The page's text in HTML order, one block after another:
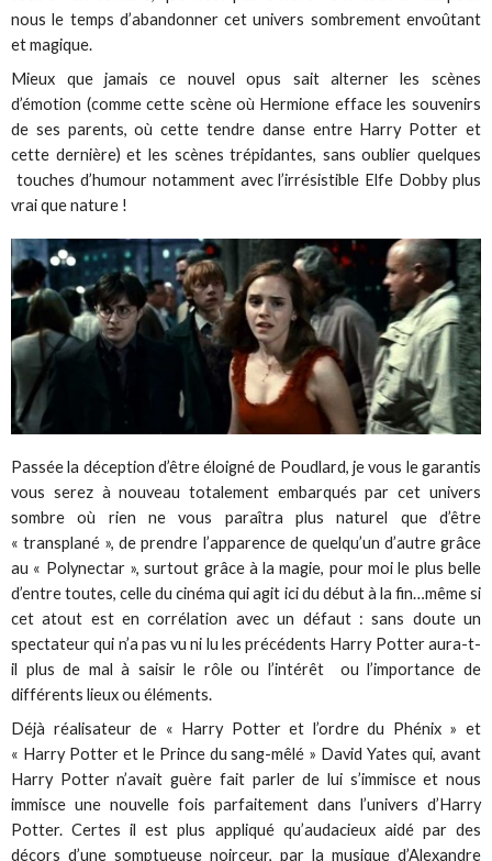
nous le temps d’abandonner cet univers sombrement envoûtant
et magique.
Mieux que jamais ce nouvel opus sait alterner les scènes
d’émotion (comme cette scène où Hermione efface les souvenirs
de ses parents, où cette tendre danse entre Harry Potter et
cette dernière) et les scènes trépidantes, sans oublier quelques
touches d’humour notamment avec l’irrésistible Elfe Dobby plus
vrai que nature !
Passée la déception d’être éloigné de Poudlard, je vous le garantis
vous serez à nouveau totalement embarqués par cet univers
sombre où rien ne vous paraîtra plus naturel que d’être
« transplané », de prendre l’apparence de quelqu’un d’autre grâce
au « Polynectar », surtout grâce à la magie, pour moi le plus belle
d’entre toutes, celle du cinéma qui agit ici du début à la fin…même si
cet atout est en corrélation avec un défaut : sans doute un
spectateur qui n’a pas vu ni lu les précédents Harry Potter aura-t-
il plus de mal à saisir le rôle ou l’intérêt ou l’importance de
différents lieux ou éléments.
Déjà réalisateur de « Harry Potter et l’ordre du Phénix » et
« Harry Potter et le Prince du sang-mêlé » David Yates qui, avant
Harry Potter n’avait guère fait parler de lui s’immisce et nous
immisce une nouvelle fois parfaitement dans l’univers d’Harry
Potter. Certes il est plus appliqué qu’audacieux aidé par des
décors d’une somptueuse noirceur, par la musique d’Alexandre